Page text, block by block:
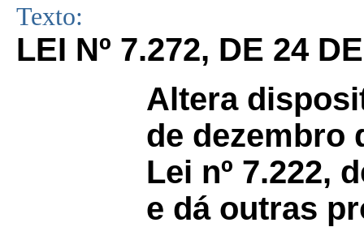
Texto:
LEI Nº 7.272, DE 24
Altera
de dezembro
Lei nº 7.222,
e dá outras